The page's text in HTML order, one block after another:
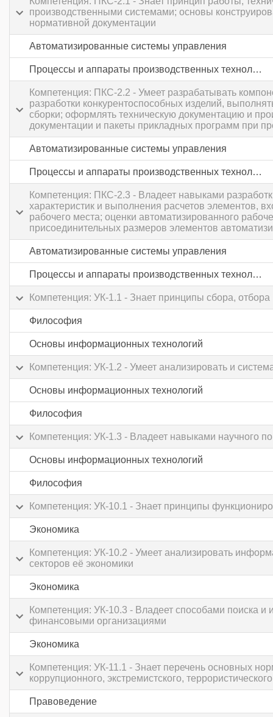
производственными системами; основы
нормативной документации
Автоматизированные системы управления
Процессы и аппараты производственных технологий
Компетенция: ПКС-2.2 - Умеет разрабатывать
разработки конкурентоспособных изделий,
сборки; оформлять техническую документацию и
документации и пакеты прикладных программ при
Автоматизированные системы управления
Процессы и аппараты производственных технологий
Компетенция: ПКС-2.3 - Владеет навыками
характеристик и выполнения расчетов элементов,
рабочего места; оценки автоматизированного
присоединительных размеров элементов
Автоматизированные системы управления
Процессы и аппараты производственных технологий
Компетенция: УК-1.1 - Знает принципы сбора,
Философия
Основы информационных технологий
Компетенция: УК-1.2 - Умеет анализировать и
Основы информационных технологий
Философия
Компетенция: УК-1.3 - Владеет навыками научного
Основы информационных технологий
Философия
Компетенция: УК-10.1 - Знает принципы
Экономика
Компетенция: УК-10.2 - Умеет анализировать
секторов её экономики
Экономика
Компетенция: УК-10.3 - Владеет способами поиска
финансовыми организациями
Экономика
Компетенция: УК-11.1 - Знает перечень основных
коррупционного, экстремистского,
Правоведение